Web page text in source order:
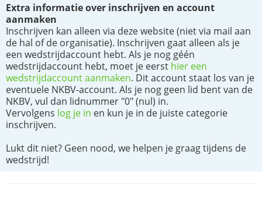
Extra informatie over inschrijven en account
aanmaken
Inschrijven kan alleen via deze website (niet via mail aan
de hal of de organisatie). Inschrijven gaat alleen als je
een wedstrijdaccount hebt. Als je nog géén
wedstrijdaccount hebt, moet je eerst hier een
wedstrijdaccount aanmaken. Dit account staat los van je
eventuele NKBV-account. Als je nog geen lid bent van de
NKBV, vul dan lidnummer "0" (nul) in.
Vervolgens log je in en kun je in de juiste categorie
inschrijven.
Lukt dit niet? Geen nood, we helpen je graag tijdens de
wedstrijd!